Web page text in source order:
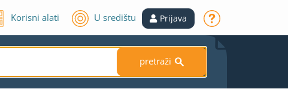
Korisni alati U središtu Prijava
pretraži S